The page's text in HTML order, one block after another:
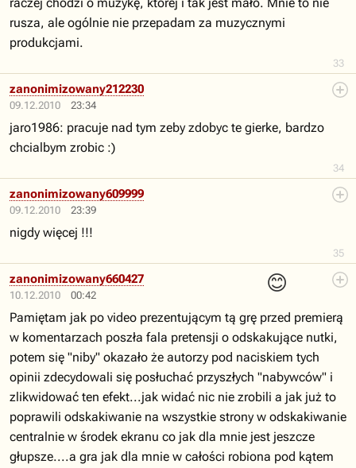
33
rusza, ale ogólnie nie przepadam za muzycznymi
produkcjami.
09.12.2010 23:34
34
zanonimizowany212230
jaro1986: pracuje nad tym zeby zdobyc te gierke, bardzo
chcialbym zrobic :)
09.12.2010 23:39
35
zanonimizowany609999
nigdy więcej !!!
10.12.2010 00:42
😊
zanonimizowany660427
Pamiętam jak po video prezentującym tą grę przed premierą
w komentarzach poszła fala pretensji o odskakujące nutki,
potem się "niby" okazało że autorzy pod naciskiem tych
opinii zdecydowali się posłuchać przyszłych "nabywców" i
zlikwidować ten efekt...jak widać nic nie zrobili a jak już to
poprawili odskakiwanie na wszystkie strony w odskakiwanie
centralnie w środek ekranu co jak dla mnie jest jeszcze
głupsze....a gra jak dla mnie w całości robiona pod kątem